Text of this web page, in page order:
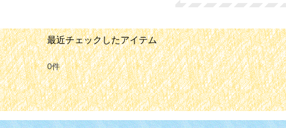
最近チェックしたアイテム
0件